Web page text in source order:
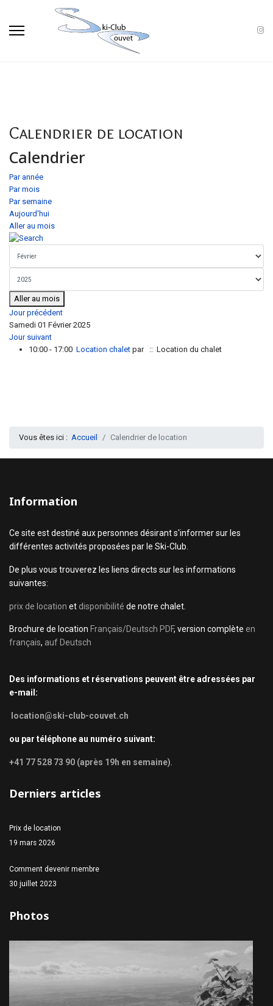
Calendrier de location
Calendrier
Par année
Par mois
Par semaine
Aujourd'hui
Aller au mois
Aller au mois
Jour précédent
Samedi 01 Février 2025
Jour suivant
10:00 - 17:00 Location chalet par :: Location du chalet
Vous êtes ici : Accueil Calendrier de location
Information
Ce site est destiné aux personnes désirant s'informer sur les
différentes activités proposées par le Ski-Club.
De plus vous trouverez les liens directs sur les informations
suivantes:
prix de location et disponibilité de notre chalet.
Brochure de location Français/Deutsch PDF, version complète en
français, auf Deutsch
Des informations et réservations peuvent être adressées par
e-mail:
location@ski-club-couvet.ch
ou par téléphone au numéro suivant:
+41 77 528 73 90 (après 19h en semaine)
Derniers articles
Prix de location
19 mars 2026
Comment devenir membre
30 juillet 2023
Photos